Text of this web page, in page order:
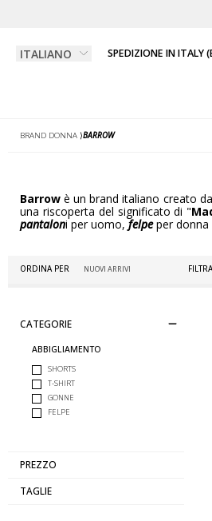
SPEDIZIONE IN ITALY
BRAND DONNA ⟩BARROW
Barrow è un brand italiano creato
una riscoperta del significato di "
pantaloni per uomo,felpeper donna
ORDINA PER
CATEGORIE
ABBIGLIAMENTO
SHORTS
T-SHIRT
GONNE
FELPE
PREZZO
TAGLIE